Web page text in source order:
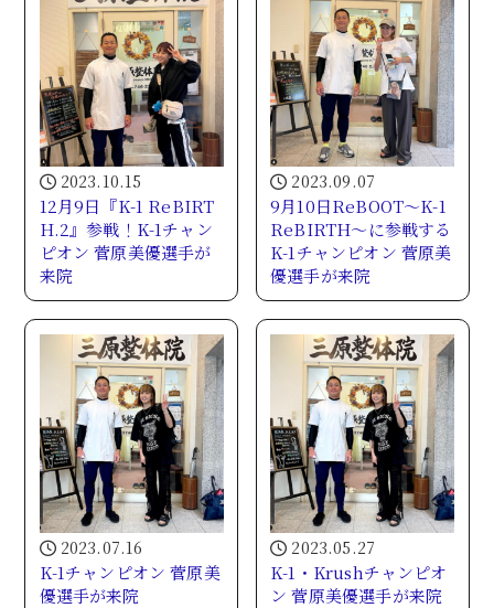
2023.10.15
12月9日『K-1 ReBIRT
H.2』参戦！K-1チャン
ピオン 菅原美優選手が
来院
2023.09.07
9月10日ReBOOT～K-1
ReBIRTH～に参戦する
K-1チャンピオン 菅原美
優選手が来院
2023.07.16
K-1チャンピオン 菅原美
優選手が来院
2023.05.27
K-1・Krushチャンピオ
ン 菅原美優選手が来院